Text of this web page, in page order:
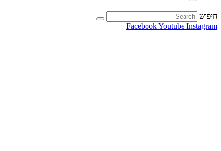
חיפוש
FacebookYoutube Instagram